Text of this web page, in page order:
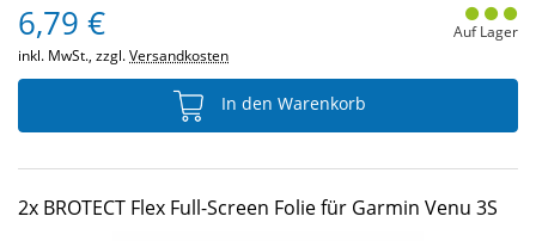
6,79 €
inkl. MwSt., zzgl.Versandkosten
Auf Lager
In den Warenkorb
2x BROTECT Flex Full-Screen Folie für Garmin Venu 3S